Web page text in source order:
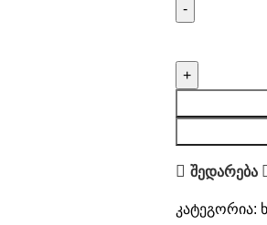
შედარება
კატეგორია: